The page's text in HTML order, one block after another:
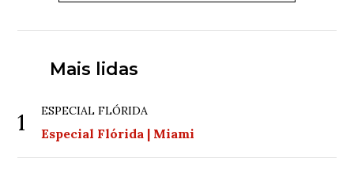
Mais lidas
1 ESPECIAL FLÓRIDA
Especial Flórida | Miami